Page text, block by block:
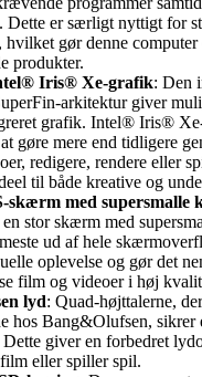
Dette er særligt nyttigt for
hvilket gør denne
produkter.
Iris® Xe-grafik: Den
arkitektur giver
grafik. Intel® Iris®
gøre mere end tidligere
redigere, rendere eller
til både kreative og
skærm med supersmalle
stor skærm med
ud af hele
oplevelse og gør det
film og videoer i høj
lyd: Quad-højttalerne,
hos Bang&Olufsen, sikrer
Dette giver en forbedret
eller spiller spil.